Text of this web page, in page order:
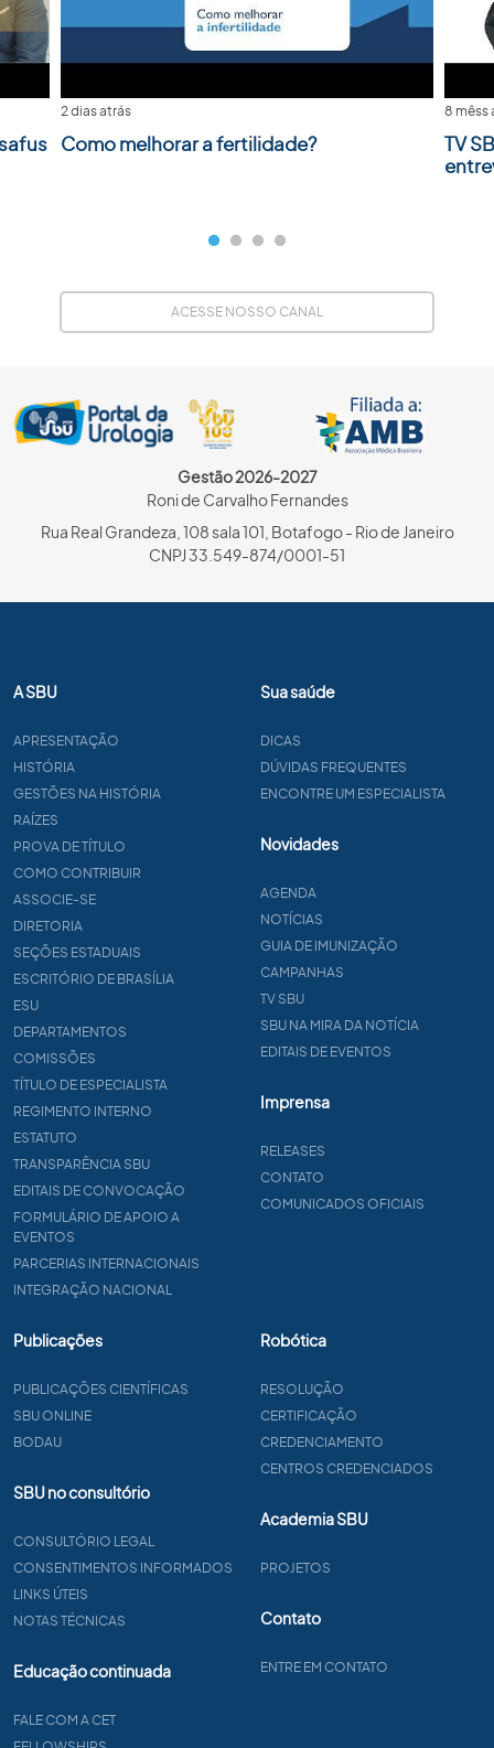
2 dias atrás
Como melhorar a fertilidade?
8 mêss
TV
ACESSE NOSSO CANAL
Gestão 2026-2027
Roni de Carvalho Fernandes
Rua Real Grandeza, 108 sala 101, Botafogo - Rio de Janeiro
CNPJ 33.549-874/0001-51
A SBU
APRESENTAÇÃO
HISTÓRIA
GESTÕES NA HISTÓRIA
RAÍZES
PROVA DE TÍTULO
COMO CONTRIBUIR
ASSOCIE-SE
DIRETORIA
SEÇÕES ESTADUAIS
ESCRITÓRIO DE BRASÍLIA
ESU
DEPARTAMENTOS
COMISSÕES
TÍTULO DE ESPECIALISTA
REGIMENTO INTERNO
ESTATUTO
TRANSPARÊNCIA SBU
EDITAIS DE CONVOCAÇÃO
FORMULÁRIO DE APOIO A
EVENTOS
PARCERIAS INTERNACIONAIS
INTEGRAÇÃO NACIONAL
Sua saúde
DICAS
DÚVIDAS FREQUENTES
ENCONTRE UM ESPECIALISTA
Novidades
AGENDA
NOTÍCIAS
GUIA DE IMUNIZAÇÃO
CAMPANHAS
TV SBU
SBU NA MIRA DA NOTÍCIA
EDITAIS DE EVENTOS
Imprensa
RELEASES
CONTATO
COMUNICADOS OFICIAIS
Publicações
PUBLICAÇÕES CIENTÍFICAS
SBU ONLINE
BODAU
SBU no consultório
CONSULTÓRIO LEGAL
CONSENTIMENTOS INFORMADOS
LINKS ÚTEIS
NOTAS TÉCNICAS
Educação continuada
FALE COM A CET
Robótica
RESOLUÇÃO
CERTIFICAÇÃO
CREDENCIAMENTO
CENTROS CREDENCIADOS
Academia SBU
PROJETOS
Contato
ENTRE EM CONTATO